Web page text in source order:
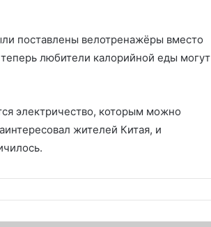
поставлены велотренажёры вместо
любители калорийной еды могут
электричество, которым можно
жителей Китая, и